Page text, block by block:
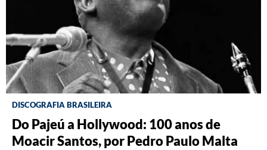
DISCOGRAFIA BRASILEIRA
Do Pajeú a Hollywood: 100 anos de
Moacir Santos, por Pedro Paulo Malta
RÁDIO BATUTA
Ney ao vivo, muito vivo, com Luiz
Fernando Vianna
BRASILIANA FOTOGRÁFICA
O Pombal da Fiocruz, por Ricardo
Augusto dos Santos e Thayane Vicente